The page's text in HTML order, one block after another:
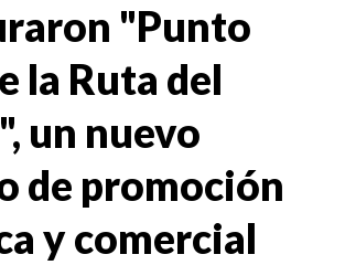
"Punto
la Ruta del
un nuevo
de promoción
y comercial